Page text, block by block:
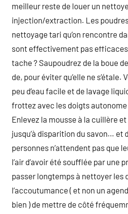
meilleur reste de louer un
injection/extraction. Les
nettoyage tari qu’on rencontre
sont effectivement pas
tache ? Saupoudrez de la boue
de, pour éviter qu’elle ne s’étale.
peu d’eau facile et de lavage
frottez avec les doigts autonome
Enlevez la mousse à la cuillère et
jusqu’à disparition du savon… et
personnes n’attendent pas que
l’air d’avoir été soufflée par une
passer longtemps à nettoyer les
l’accoutumance ( et non un
bien ) de mettre de côté